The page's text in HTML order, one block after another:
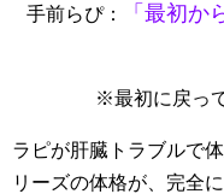
手前らぴ：
「最初
※最初に戻っ
ラピが肝臓トラブルで
リーズの体格が、完全